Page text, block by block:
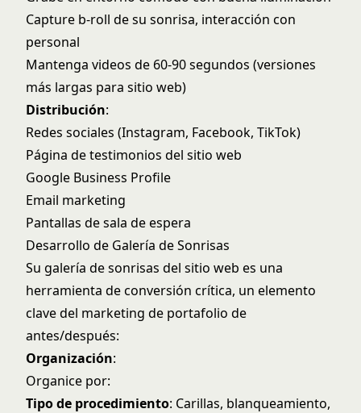
Capture b-roll de su sonrisa, interacción con
personal
Mantenga videos de 60-90 segundos (versiones
más largas para sitio web)
Distribución:
Redes sociales (Instagram, Facebook, TikTok)
Página de testimonios del sitio web
Google Business Profile
Email marketing
Pantallas de sala de espera
Desarrollo de Galería de Sonrisas
Su galería de sonrisas del sitio web es una
herramienta de conversión crítica, un elemento
clave del marketing de portafolio de
antes/después:
Organización:
Organice por:
Tipo de procedimiento: Carillas, blanqueamiento,